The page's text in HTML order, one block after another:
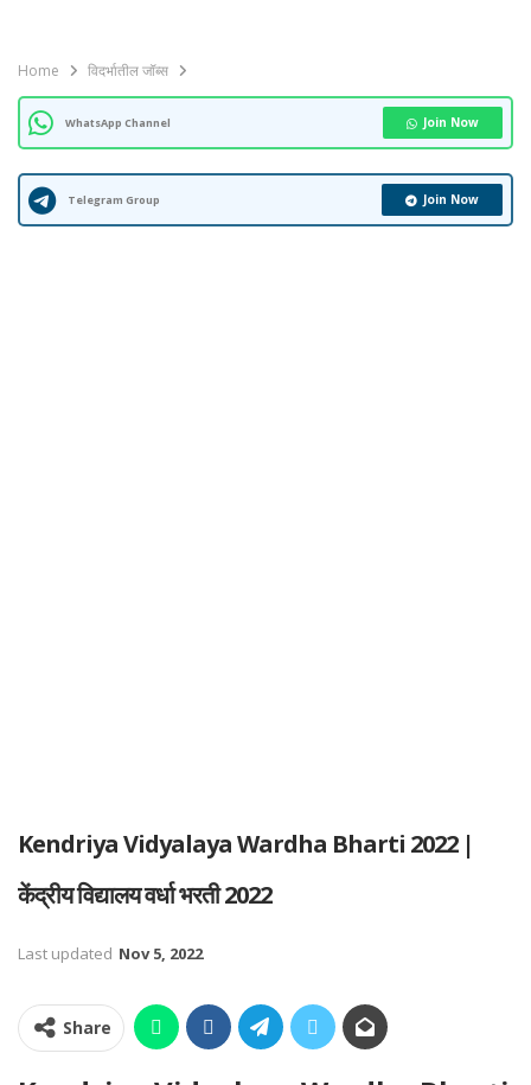
Home विदर्भातील जॉब्स
WhatsApp Channel Join Now
Telegram Group Join Now
Kendriya Vidyalaya Wardha Bharti 2022 |
केंद्रीय विद्यालय वर्धा भरती 2022
Last updated Nov 5, 2022
Share